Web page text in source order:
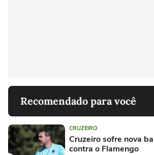
Recomendado para você
CRUZEIRO
Cruzeiro sofre nova
contra o Flamengo